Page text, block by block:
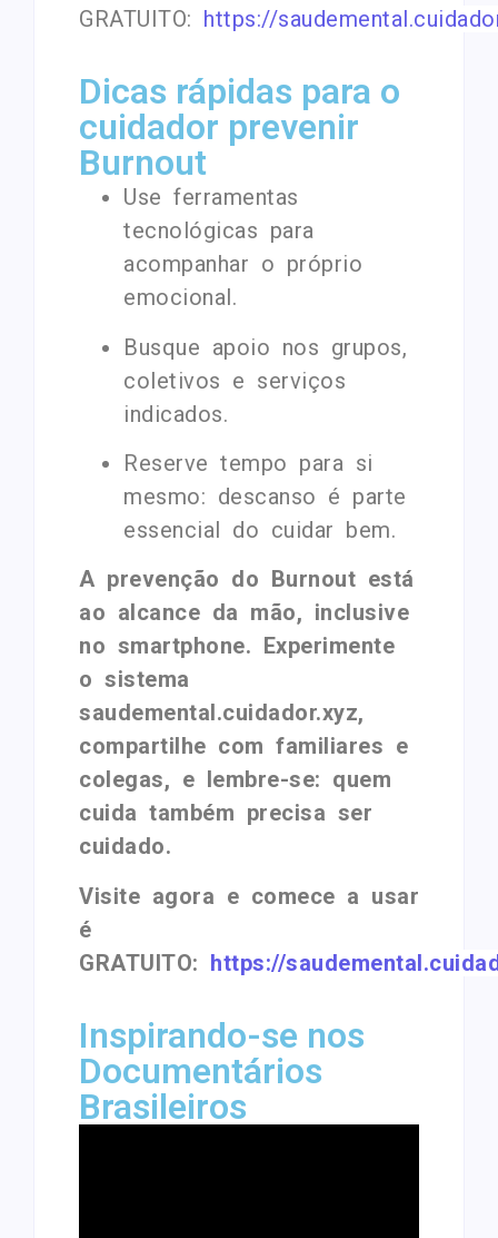
GRATUITO: https://
Dicas rápidas para o
cuidador prevenir
Burnout
Use ferramentas
tecnológicas para
acompanhar o próprio
emocional.
Busque apoio nos grupos,
coletivos e serviços
indicados.
Reserve tempo para si
mesmo: descanso é parte
essencial do cuidar bem.
A prevenção do Burnout está
ao alcance da mão, inclusive
no smartphone. Experimente
o sistema
saudemental.cuidador.xyz,
compartilhe com familiares e
colegas, e lembre-se: quem
cuida também precisa ser
cuidado.
Visite agora e comece a usar
é
GRATUITO: https://
Inspirando-se nos
Documentários
Brasileiros